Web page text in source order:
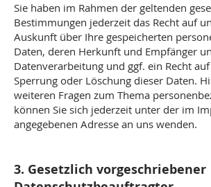
Sie haben im Rahmen der geltenden
Bestimmungen jederzeit das Recht auf
Auskunft über Ihre gespeicherten
Daten, deren Herkunft und Empfänger
Datenverarbeitung und ggf. ein Recht
Sperrung oder Löschung dieser Daten.
weiteren Fragen zum Thema
können Sie sich jederzeit unter der im
angegebenen Adresse an uns wenden.
3. Gesetzlich vorgeschriebener